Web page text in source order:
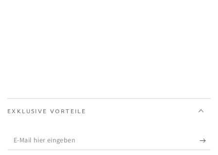
EXKLUSIVE VORTEILE
E-
Mail